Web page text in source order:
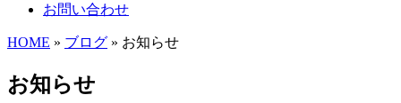
お問い合わせ
HOME » ブログ » お知らせ
お知らせ